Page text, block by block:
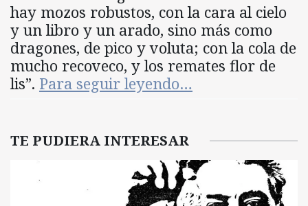
hay mozos robustos, con la cara al cielo
y un libro y un arado, sino más como
dragones, de pico y voluta; con la cola de
mucho recoveco, y los remates flor de
lis”. Para seguir leyendo…
TE PUDIERA INTERESAR